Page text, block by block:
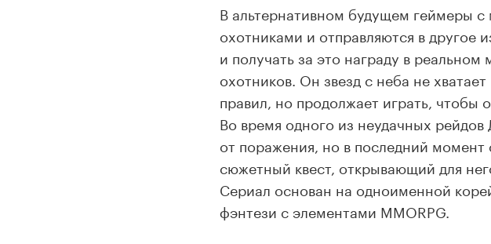
В альтернативном будущем геймеры
охотниками и отправляются в другое
и получать за это награду в
охотников. Он звезд с неба не
правил, но продолжает играть, чтобы
Во время одного из неудачных
от поражения, но в последний
сюжетный квест, открывающий для
Сериал основан на одноименной
фэнтези с элементами MMORPG.